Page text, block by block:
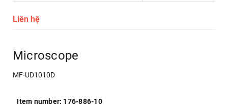
Liên hệ
Microscope
MF-UD1010D
Item number: 176-886-10